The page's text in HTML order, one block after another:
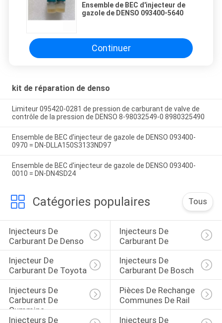
Ensemble de BEC d'injecteur de
gazole de DENSO 093400-5640
Continuer
kit de réparation de denso
Limiteur 095420-0281 de pression de carburant de valve de
contrôle de la pression de DENSO 8-98032549-0 8980325490
Ensemble de BEC d'injecteur de gazole de DENSO 093400-
0970 = DN-DLLA150S3133ND97
Ensemble de BEC d'injecteur de gazole de DENSO 093400-
0010 = DN-DN4SD24
Catégories populaires Tous
Injecteurs De
Carburant De Denso
Injecteurs De
Carburant De
Injecteur De
Carburant De Toyota
Injecteurs De
Carburant De Bosch
Injecteurs De
Carburant De
Cummins
Pièces De Rechange
Communes De Rail
Injecteurs De
Injecteurs De